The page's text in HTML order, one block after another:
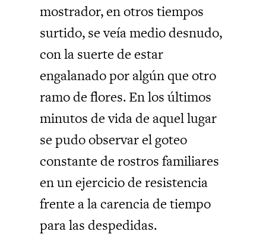
mostrador, en otros tiempos
surtido, se veía medio desnudo,
con la suerte de estar
engalanado por algún que otro
ramo de flores. En los últimos
minutos de vida de aquel lugar
se pudo observar el goteo
constante de rostros familiares
en un ejercicio de resistencia
frente a la carencia de tiempo
para las despedidas.